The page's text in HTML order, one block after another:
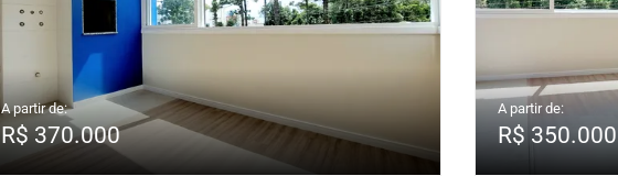
A partir de:
R$ 370.000
A partir de:
R$ 350.000